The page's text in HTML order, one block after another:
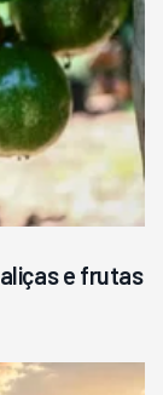
e frutas